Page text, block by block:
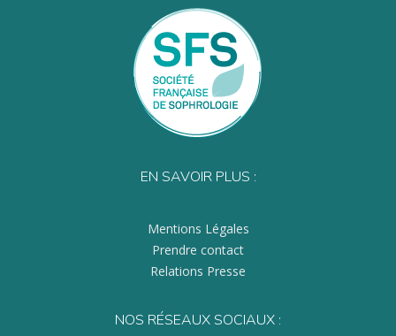
EN SAVOIR PLUS :
Mentions Légales
Prendre contact
Relations Presse
NOS RÉSEAUX SOCIAUX :